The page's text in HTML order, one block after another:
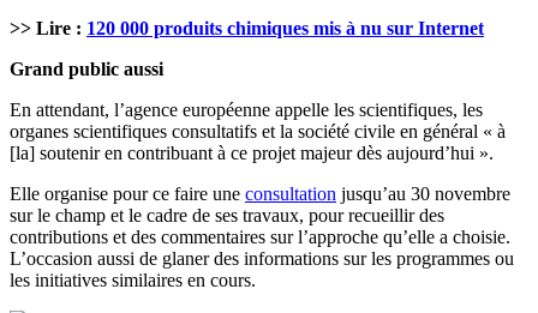
>> Lire : 120 000 produits chimiques mis à nu sur Internet
Grand public aussi
En attendant, l’agence européenne appelle les scientifiques, les
organes scientifiques consultatifs et la société civile en général « à
[la] soutenir en contribuant à ce projet majeur dès aujourd’hui ».
Elle organise pour ce faire une consultation jusqu’au 30 novembre
sur le champ et le cadre de ses travaux, pour recueillir des
contributions et des commentaires sur l’approche qu’elle a choisie.
L’occasion aussi de glaner des informations sur les programmes ou
les initiatives similaires en cours.